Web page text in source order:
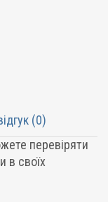
(0)
перевіряти
в своїх